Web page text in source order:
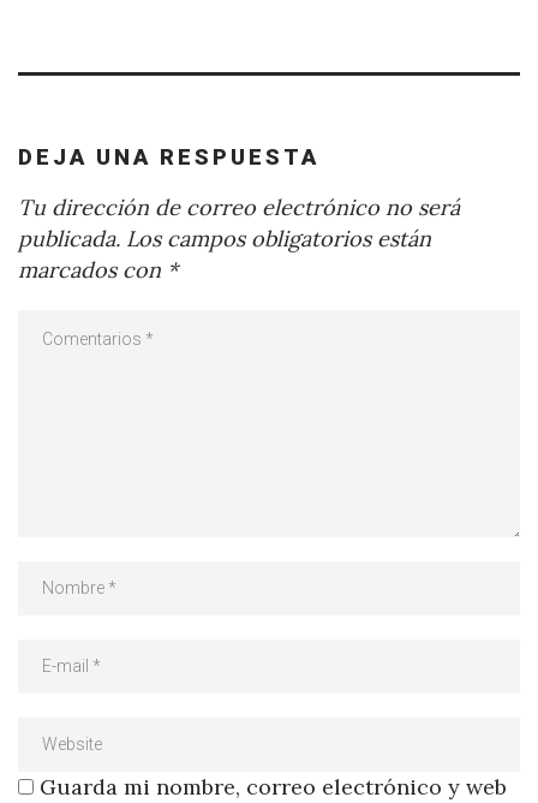
DEJA UNA RESPUESTA
Tu dirección de correo electrónico no será
publicada. Los campos obligatorios están
marcados con *
Guarda mi nombre, correo electrónico y web